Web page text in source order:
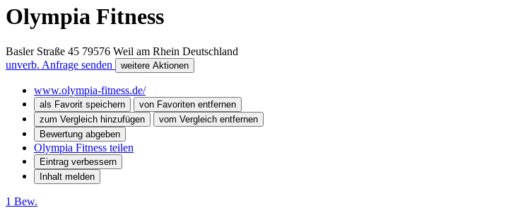
Olympia Fitness
Basler Straße 45 79576 Weil am Rhein Deutschland
unverb. Anfrage senden
weitere Aktionen
www.olympia-fitness.de/
als Favorit speichern
von Favoriten entfernen
zum Vergleich hinzufügen
vom Vergleich entfernen
Bewertung abgeben
Olympia Fitness teilen
Eintrag verbessern
Inhalt melden
1 Bew.